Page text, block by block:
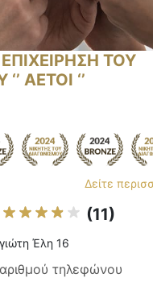
ΤΟΥ
ΑΕΤΟΙ ‘’
Δείτε
(11)
Έλη 16
τηλεφώνου